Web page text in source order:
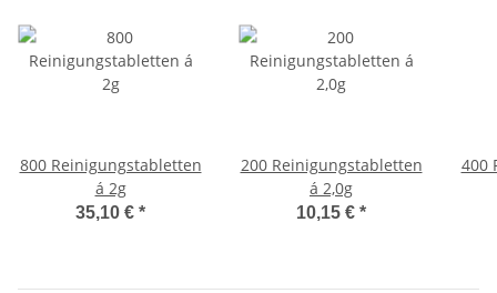
800 Reinigungstabletten
á 2g
35,10 € *
200 Reinigungstabletten
á 2,0g
10,15 € *
400